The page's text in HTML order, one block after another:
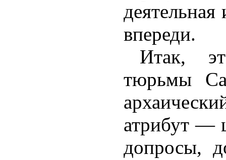
деятельная
впереди.
Итак,
тюрьмы
атрибут —
допросы,